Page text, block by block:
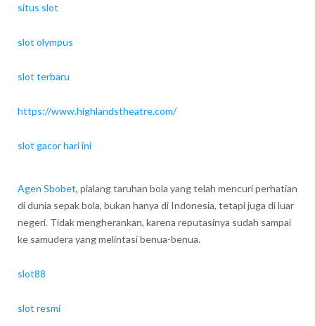
situs slot
slot olympus
slot terbaru
https://www.highlandstheatre.com/
slot gacor hari ini
Agen Sbobet, pialang taruhan bola yang telah mencuri perhatian
di dunia sepak bola, bukan hanya di Indonesia, tetapi juga di luar
negeri. Tidak mengherankan, karena reputasinya sudah sampai
ke samudera yang melintasi benua-benua.
slot88
slot resmi